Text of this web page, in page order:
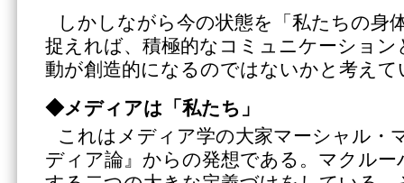
しかしながら今の状態を「私たちの身
捉えれば、積極的なコミュニケーショ
動が創造的になるのではないかと考えて
◆メディアは「私たち」
これはメディア学の大家マーシャル・
ディア論』からの発想である。マクル